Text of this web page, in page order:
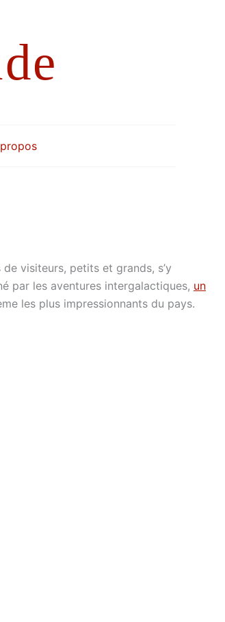
visiteurs, petits et grands, s’y
par les aventures intergalactiques, un
les plus impressionnants du pays.